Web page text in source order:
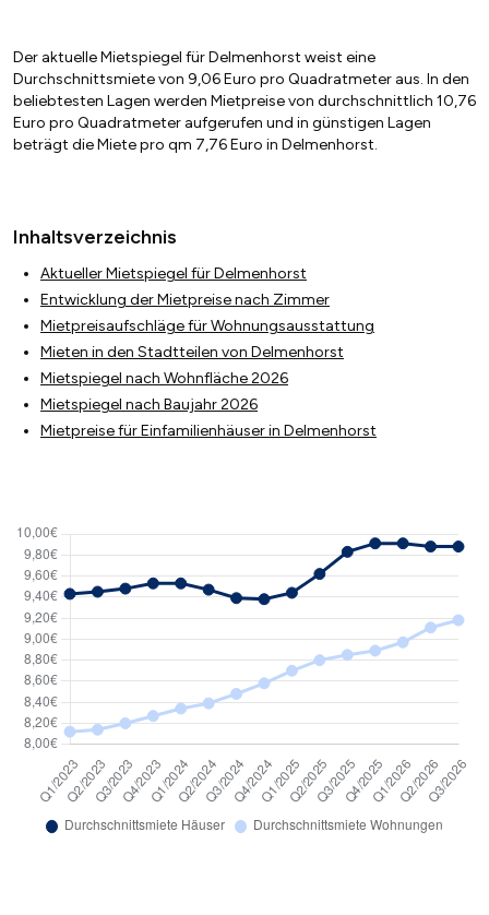
Der aktuelle Mietspiegel für Delmenhorst weist eine
Durchschnittsmiete von 9,06 Euro pro Quadratmeter aus. In den
beliebtesten Lagen werden Mietpreise von durchschnittlich 10,76
Euro pro Quadratmeter aufgerufen und in günstigen Lagen
beträgt die Miete pro qm 7,76 Euro in Delmenhorst.
Inhaltsverzeichnis
Aktueller Mietspiegel für Delmenhorst
Entwicklung der Mietpreise nach Zimmer
Mietpreisaufschläge für Wohnungsausstattung
Mieten in den Stadtteilen von Delmenhorst
Mietspiegel nach Wohnfläche 2026
Mietspiegel nach Baujahr 2026
Mietpreise für Einfamilienhäuser in Delmenhorst